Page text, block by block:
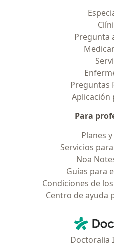
Pregunta
Preguntas
Aplicación
Para
Planes
Servicios
Noa
Guías para
Condiciones de
Centro de ayuda
Doctoralia